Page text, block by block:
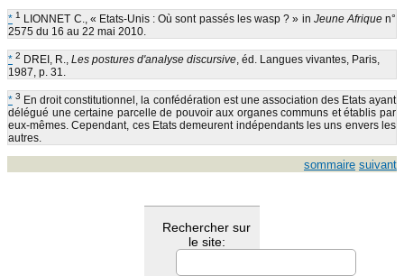
* 1 LIONNET C., « Etats-Unis : Où sont passés les wasp ? » in Jeune Afriquen°
2575 du 16 au 22 mai 2010.
* 2 DREI, R., Les postures d'analyse discursive, éd. Langues vivantes, Paris,
1987, p. 31.
* 3 En droit constitutionnel, la confédération est une association des Etats ayant
délégué une certaine parcelle de pouvoir aux organes communs et établis par
eux-mêmes. Cependant, ces Etats demeurent indépendants les uns envers les
autres.
sommaire suivant
Rechercher sur
le site: